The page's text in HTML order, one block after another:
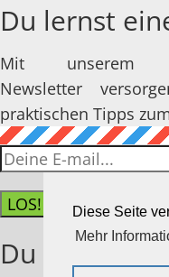
Diese Seite
Mehr
Du lernst
Mit unserem
Newsletter
praktischen Tipps
LOS!
Du hast dich